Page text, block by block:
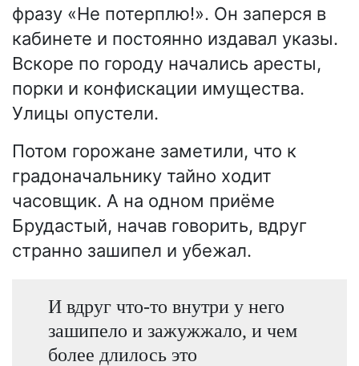
фразу «Не потерплю!». Он заперся в
кабинете и постоянно издавал указы.
Вскоре по городу начались аресты,
порки и конфискации имущества.
Улицы опустели.
Потом горожане заметили, что к
градоначальнику тайно ходит
часовщик. А на одном приёме
Брудастый, начав говорить, вдруг
странно зашипел и убежал.
И вдруг что-то внутри у него
зашипело и зажужжало, и чем
более длилось это